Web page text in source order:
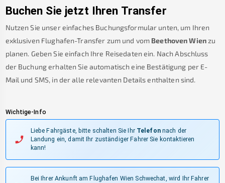
Buchen Sie jetzt Ihren Transfer
Nutzen Sie unser einfaches Buchungsformular unten, um Ihren
exklusiven Flughafen-Transfer zum und vom Beethoven Wienzu
planen. Geben Sie einfach Ihre Reisedaten ein. Nach Abschluss
der Buchung erhalten Sie automatisch eine Bestätigung per E-
Mail und SMS, in der alle relevanten Details enthalten sind.
Wichtige-Info
Liebe Fahrgäste, bitte schalten Sie Ihr Telefonnach der
Landung ein, damit Ihr zuständiger Fahrer Sie kontaktieren
kann!
Bei Ihrer Ankunft am Flughafen Wien Schwechat, wird Ihr Fahrer